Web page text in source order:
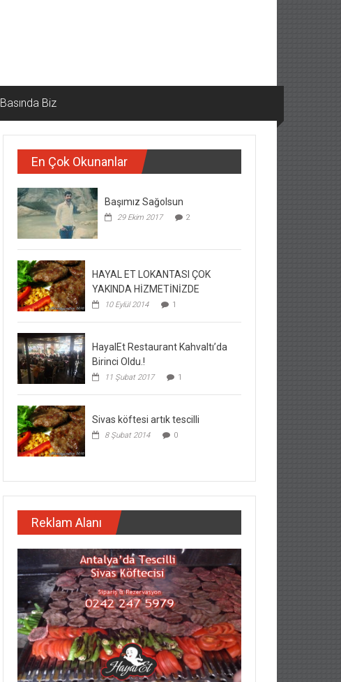
Basında Biz
En Çok Okunanlar
Başımız Sağolsun
29 Ekim 2017 2
HAYAL ET LOKANTASI ÇOK
YAKINDA HİZMETİNİZDE
10 Eylül 2014 1
HayalEt Restaurant Kahvaltı’da
Birinci Oldu.!
11 Şubat 2017 1
Sivas köftesi artık tescilli
8 Şubat 2014 0
Reklam Alanı